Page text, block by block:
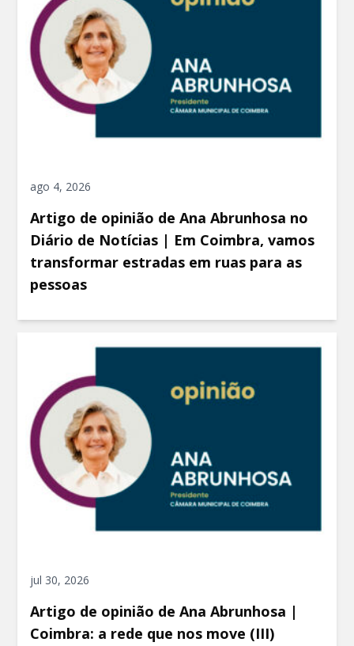
ago 4, 2026
Artigo de opinião de Ana Abrunhosa no
Diário de Notícias | Em Coimbra, vamos
transformar estradas em ruas para as
pessoas
jul 30, 2026
Artigo de opinião de Ana Abrunhosa |
Coimbra: a rede que nos move (III)